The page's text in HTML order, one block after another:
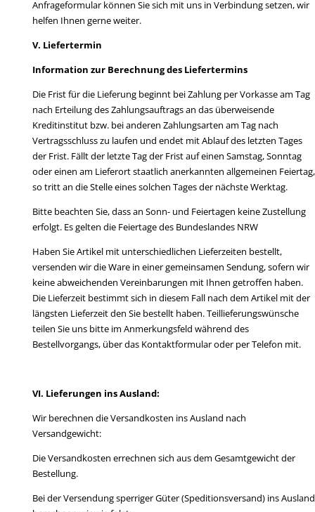
Anfrageformular können Sie sich mit uns in Verbindung setzen, wir
helfen Ihnen gerne weiter.
V. Liefertermin
Information zur Berechnung des Liefertermins
Die Frist für die Lieferung beginnt bei Zahlung per Vorkasse am Tag
nach Erteilung des Zahlungsauftrags an das überweisende
Kreditinstitut bzw. bei anderen Zahlungsarten am Tag nach
Vertragsschluss zu laufen und endet mit Ablauf des letzten Tages
der Frist. Fällt der letzte Tag der Frist auf einen Samstag, Sonntag
oder einen am Lieferort staatlich anerkannten allgemeinen Feiertag,
so tritt an die Stelle eines solchen Tages der nächste Werktag.
Bitte beachten Sie, dass an Sonn- und Feiertagen keine Zustellung
erfolgt. Es gelten die Feiertage des Bundeslandes NRW
Haben Sie Artikel mit unterschiedlichen Lieferzeiten bestellt,
versenden wir die Ware in einer gemeinsamen Sendung, sofern wir
keine abweichenden Vereinbarungen mit Ihnen getroffen haben.
Die Lieferzeit bestimmt sich in diesem Fall nach dem Artikel mit der
längsten Lieferzeit den Sie bestellt haben. Teillieferungswünsche
teilen Sie uns bitte im Anmerkungsfeld während des
Bestellvorgangs, über das Kontaktformular oder per Telefon mit.
VI. Lieferungen ins Ausland:
Wir berechnen die Versandkosten ins Ausland nach
Versandgewicht:
Die Versandkosten errechnen sich aus dem Gesamtgewicht der
Bestellung.
Bei der Versendung sperriger Güter (Speditionsversand) ins Ausland